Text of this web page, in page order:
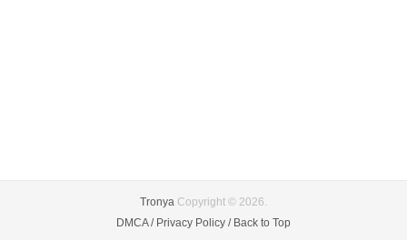
TronyaCopyright © 2026.
DMCA / Privacy Policy / Back to Top